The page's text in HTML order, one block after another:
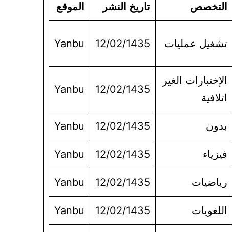
التخصص تاريخ النشر الموقع
تشغيل عمليات 12/02/1435
Yanbu
الإختبارات الغير
اتلافية
12/02/1435
Yanbu
بدون 12/02/1435
Yanbu
فيزياء 12/02/1435
Yanbu
رياضيات 12/02/1435
Yanbu
اللغويات 12/02/1435
Yanbu